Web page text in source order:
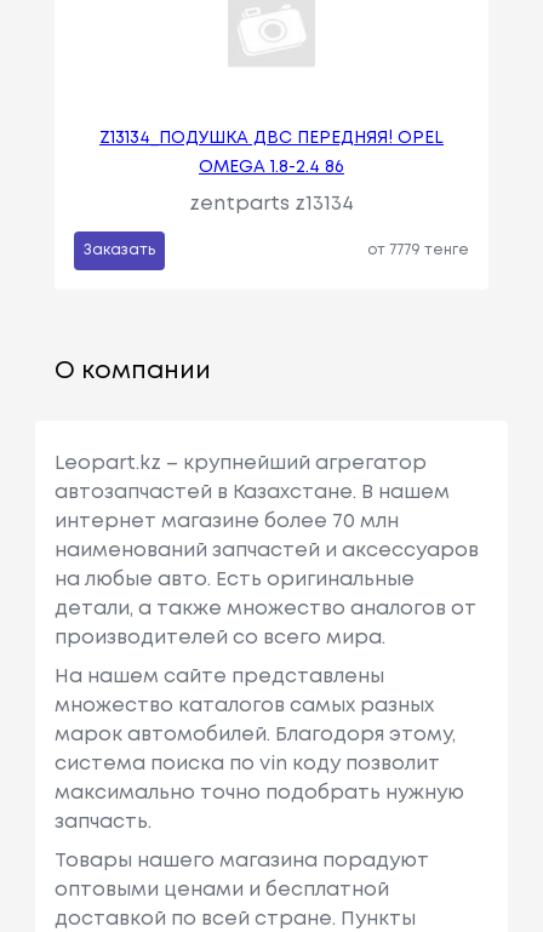
Z13134_ПОДУШКА ДВС ПЕРЕДНЯЯ! OPEL
OMEGA 1.8-2.4 86
zentparts z13134
Заказать от 7779 тенге
О компании
Leopart.kz – крупнейший агрегатор
автозапчастей в Казахстане. В нашем
интернет магазине более 70 млн
наименований запчастей и аксессуаров
на любые авто. Есть оригинальные
детали, а также множество аналогов от
производителей со всего мира.
На нашем сайте представлены
множество каталогов самых разных
марок автомобилей. Благодоря этому,
система поиска по vin коду позволит
максимально точно подобрать нужную
запчасть.
Товары нашего магазина порадуют
оптовыми ценами и бесплатной
доставкой по всей стране. Пункты